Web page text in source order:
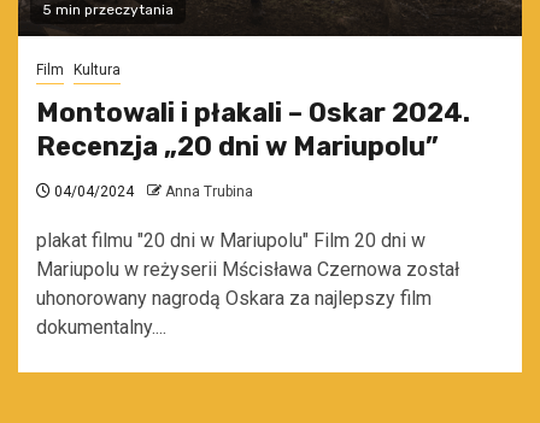
5 min przeczytania
Film Kultura
Montowali i płakali – Oskar 2024.
Recenzja „20 dni w Mariupolu”
04/04/2024 Anna Trubina
plakat filmu "20 dni w Mariupolu" Film 20 dni w
Mariupolu w reżyserii Mścisława Czernowa został
uhonorowany nagrodą Oskara za najlepszy film
dokumentalny....